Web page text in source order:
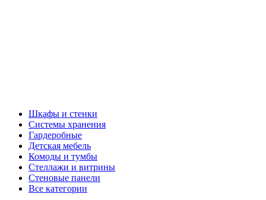
Шкафы и стенки
Системы хранения
Гардеробные
Детская мебель
Комоды и тумбы
Стеллажи и витрины
Стеновые панели
Все категории